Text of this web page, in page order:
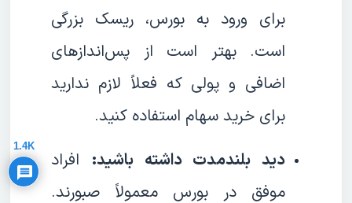
برای ورود به بورس، ریسک بزرگی
است. بهتر است از پس‌اندازهای
اضافی و پولی که فعلاً لازم ندارید
برای خرید سهام استفاده کنید.
دید بلندمدت داشته باشید: افراد
موفق در بورس معمولاً صبورند.
Privacy Policy
1.4K